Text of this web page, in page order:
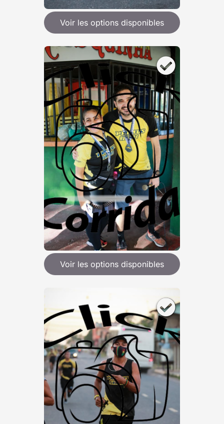
Voir les options disponibles
Voir les options disponibles